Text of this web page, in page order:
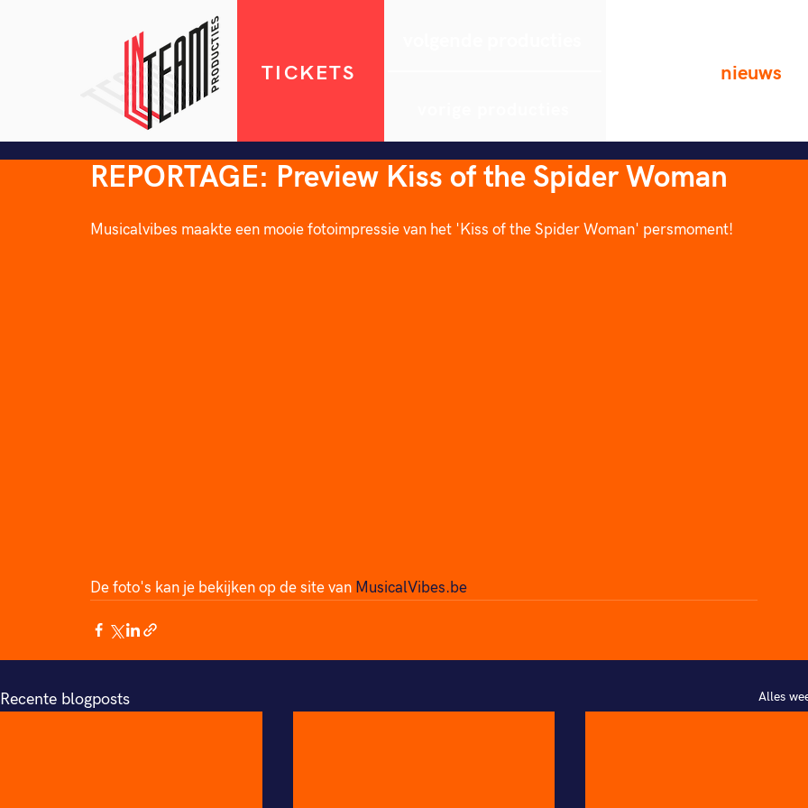
TICKETS
nieuws
REPORTAGE: Preview Kiss of the Spider Woman
Musicalvibes maakte een mooie fotoimpressie van het 'Kiss of the Spider Woman' persmoment!
De foto's kan je bekijken op de site van MusicalVibes.be
Recente blogposts Alles